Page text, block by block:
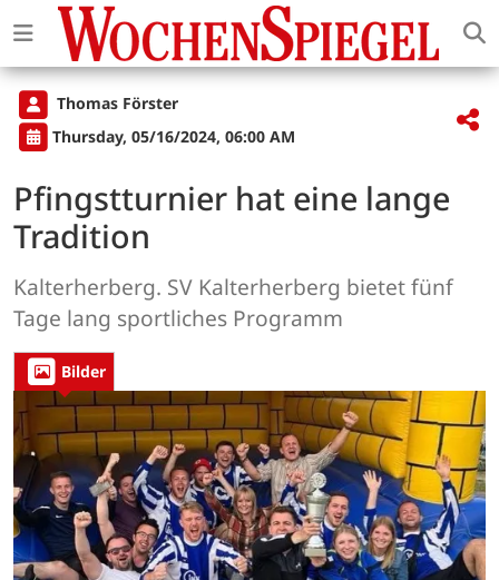
Thomas Förster
Thursday, 05/16/2024, 06:00 AM
Pfingstturnier hat eine lange
Tradition
Kalterherberg. SV Kalterherberg bietet fünf
Tage lang sportliches Programm
Bilder